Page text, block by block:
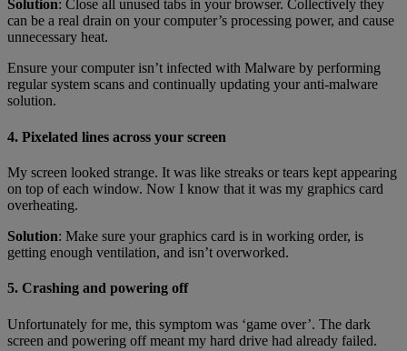
Solution: Close all unused tabs in your browser. Collectively they
can be a real drain on your computer’s processing power, and cause
unnecessary heat.
Ensure your computer isn’t infected with Malware by performing
regular system scans and continually updating your anti-malware
solution.
4. Pixelated lines across your screen
My screen looked strange. It was like streaks or tears kept appearing
on top of each window. Now I know that it was my graphics card
overheating.
Solution: Make sure your graphics card is in working order, is
getting enough ventilation, and isn’t overworked.
5. Crashing and powering off
Unfortunately for me, this symptom was ‘game over’. The dark
screen and powering off meant my hard drive had already failed.